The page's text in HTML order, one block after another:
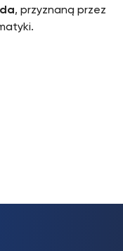
, przyznaną przez